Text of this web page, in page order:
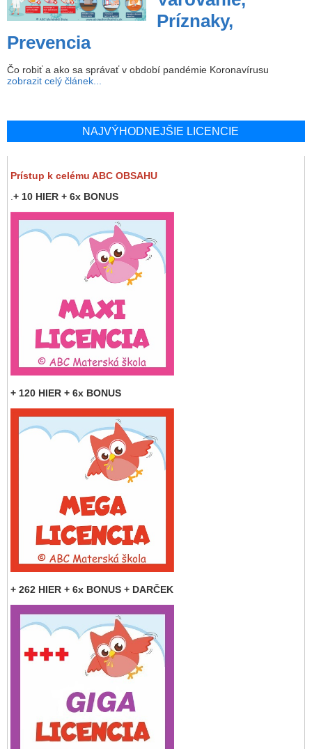
NAJVÝHODNEJŠIE LICENCIE
Prístup k celému ABC OBSAHU
+ 10 HIER + 6x BONUS
+ 120 HIER + 6x BONUS
+ 262 HIER + 6x BONUS + DARČEK
Príznaky,
Prevencia
Čo robiť a ako sa správať v období pandémie Koronavírusu
zobrazit celý článek...